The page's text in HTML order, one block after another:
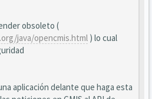
obsoleto (
java/opencmis.html ) lo cual
aplicación delante que haga esta